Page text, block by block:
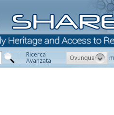
Ricerca
Avanzata Ovunque